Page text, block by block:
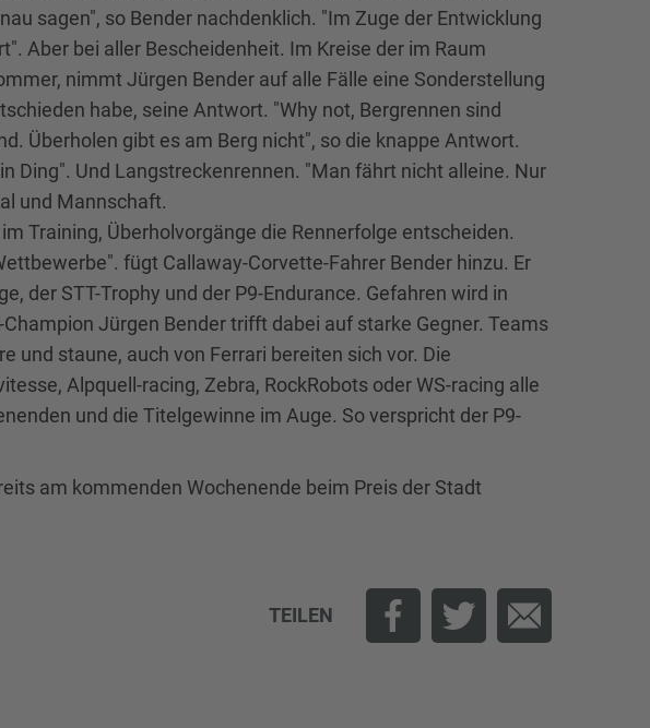
sagen", so Bender nachdenklich. "Im Zuge der Entwicklung
Aber bei aller Bescheidenheit. Im Kreise der im Raum
nimmt Jürgen Bender auf alle Fälle eine Sonderstellung
habe, seine Antwort. "Why not, Bergrennen sind
Überholen gibt es am Berg nicht", so die knappe Antwort.
Ding". Und Langstreckenrennen. "Man fährt nicht alleine. Nur
und Mannschaft.
Training, Überholvorgänge die Rennerfolge entscheiden.
fügt Callaway-Corvette-Fahrer Bender hinzu. Er
der STT-Trophy und der P9-Endurance. Gefahren wird in
Jürgen Bender trifft dabei auf starke Gegner. Teams
und staune, auch von Ferrari bereiten sich vor. Die
Alpquell-racing, Zebra, RockRobots oder WS-racing alle
und die Titelgewinne im Auge. So verspricht der P9-
am kommenden Wochenende beim Preis der Stadt
TEILEN